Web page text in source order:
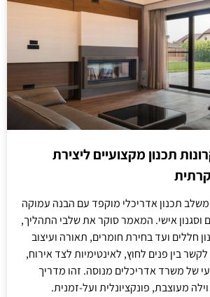
תכנון מקצועיים ליצירת
משלב תכנון אדריכלי מוקפד עם הבנה עמוקה
וסגנון אישי. המאמר סוקר את שלבי התהליך,
חללים ועד בחירת חומרים, תאורה ועיצוב
בין פנים לחוץ, לאינטימיות לצד אירוח,
של משרד אדריכלים מנוסה. זהו מדריך
מעוצבת, פונקציונלית ועל-זמנית.